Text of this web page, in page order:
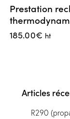
Prestation
185.00€ ht
Articles
R290